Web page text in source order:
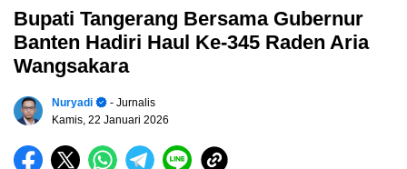
Bupati Tangerang Bersama Gubernur
Banten Hadiri Haul Ke-345 Raden Aria
Wangsakara
Nuryadi
- Jurnalis
Kamis, 22 Januari 2026